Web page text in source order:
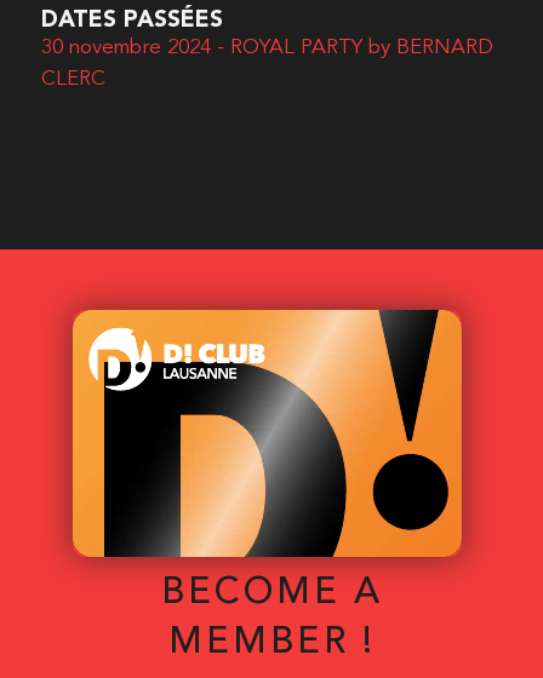
DATES PASSÉES
30 novembre 2024 - ROYAL PARTY by BERNARD
CLERC
BECOME A
MEMBER !